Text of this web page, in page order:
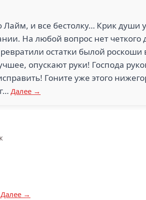
и все бестолку… Крик души
На любой вопрос нет
остатки былой
опускают руки! Господа
Гоните уже этого
Далее →
Далее →